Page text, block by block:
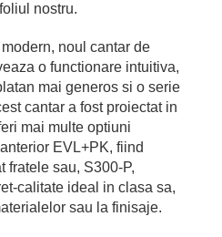
nostru.
noul cantar de
o functionare intuitiva,
mai generos si o serie
cantar a fost proiectat in
mai multe optiuni
EVL+PK, fiind
fratele sau, S300-P,
calitate ideal in clasa sa,
sau la finisaje.